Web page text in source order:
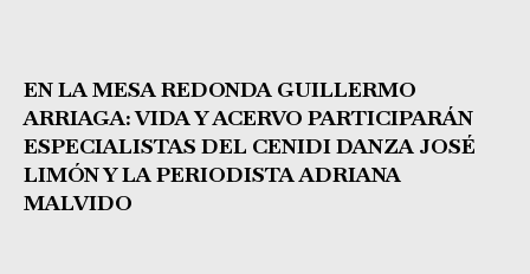
EN LA MESA REDONDA GUILLERMO
ARRIAGA: VIDA Y ACERVO PARTICIPARÁN
ESPECIALISTAS DEL CENIDI DANZA JOSÉ
LIMÓN Y LA PERIODISTA ADRIANA
MALVIDO